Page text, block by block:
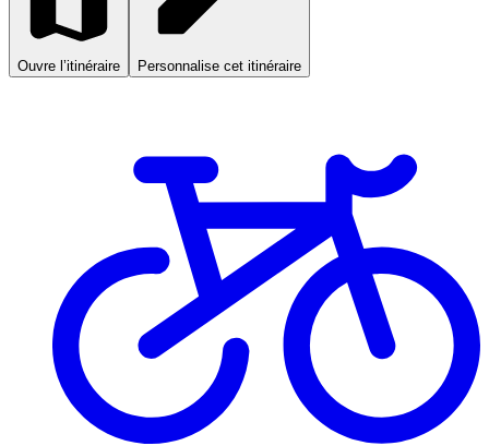
Ouvre l’itinéraire Personnalise cet itinéraire